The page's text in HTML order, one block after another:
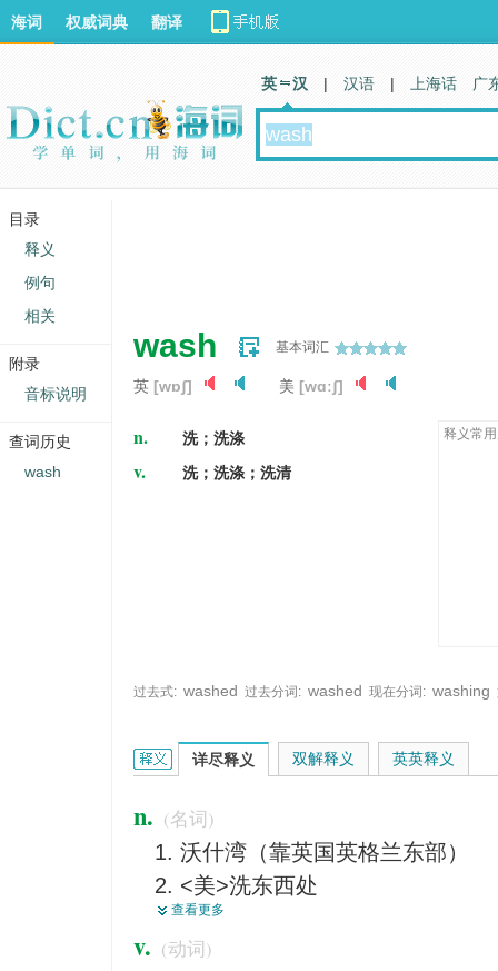
wash 基本词汇
英 [wɒʃ] 美 [wɑːʃ]
n. 洗；洗涤
v. 洗；洗涤；洗清
释义常
过去式: washed 过去分词: washed 现在分词: washing
wash的英文翻译是什么意思，词典释义与在线翻译
详尽释义
n. (名词)
沃什湾（靠英国英格兰东部）
<美>洗东西处
洗衣店
要洗的衣服，洗好的衣服
查看更多
v. (动词)
双解释义 英英释义
海词 权威词典 翻译
英 汉 | 汉语 | 上海话 广
目录
释义
例句
相关
附录
音标说明
查词历史
wash